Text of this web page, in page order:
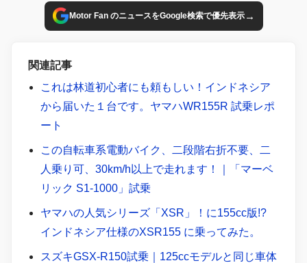
Motor Fan のニュースをGoogle検索で優先表示→
関連記事
これは林道初心者にも頼もしい！インドネシア
から届いた１台です。ヤマハWR155R 試乗レポ
ート
この自転車系電動バイク、二段階右折不要、二
人乗り可、30km/h以上で走れます！｜「マーベ
リック S1-1000」試乗
ヤマハの人気シリーズ「XSR」！に155cc版!?
インドネシア仕様のXSR155 に乗ってみた。
スズキGSX-R150試乗｜125ccモデルと同じ車体